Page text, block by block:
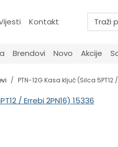
Kontakt
Brendovi Novo Akcije
PTN-12G Kasa ključ (Silca 5PT12 /